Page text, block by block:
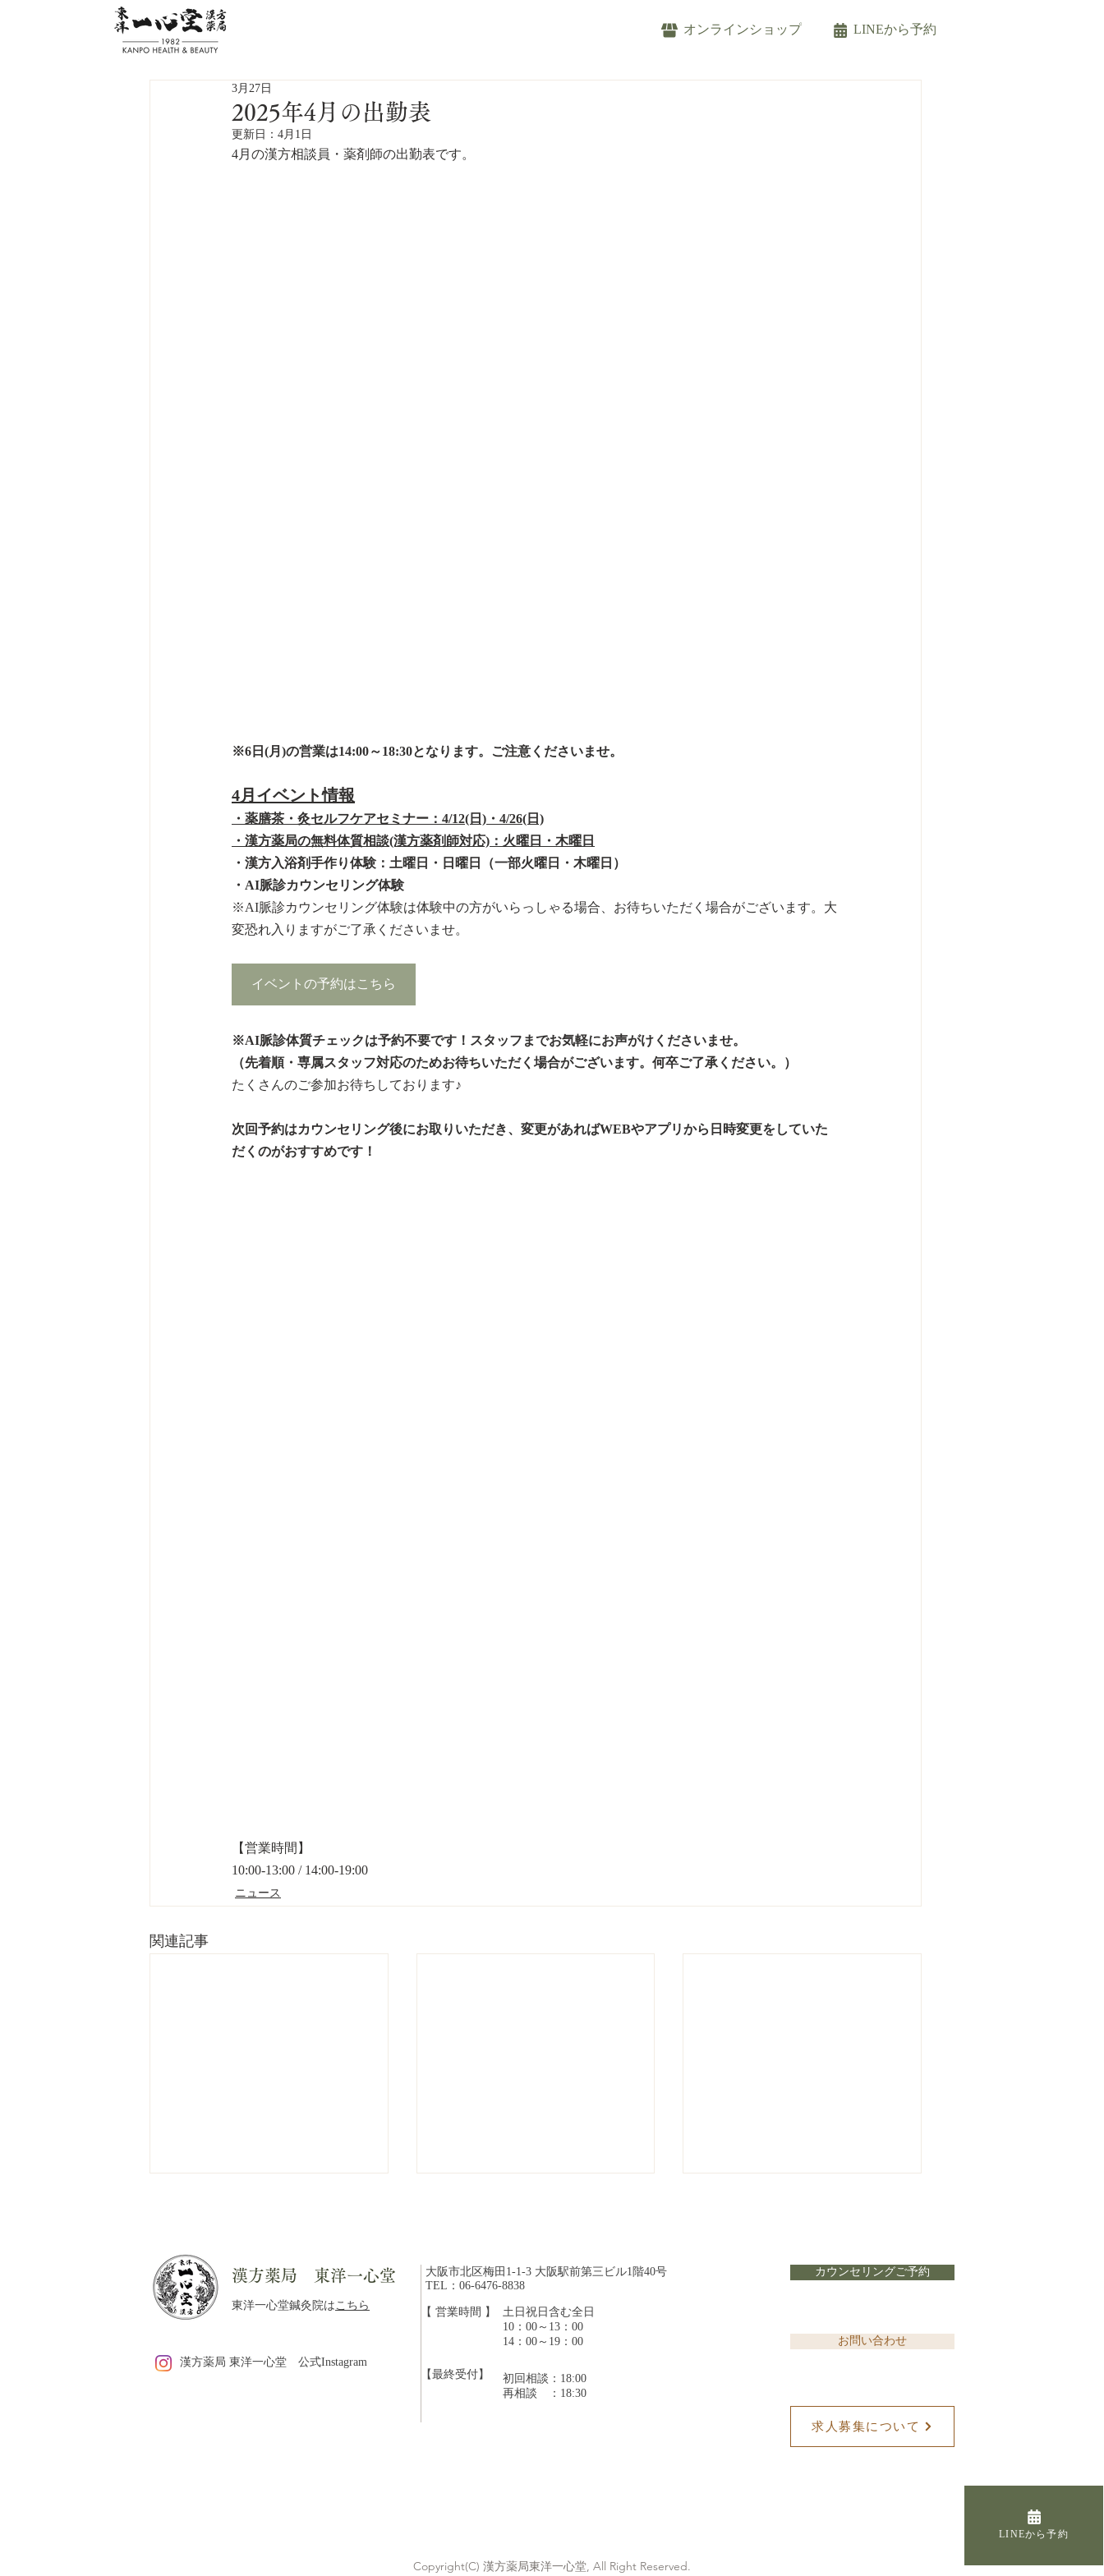
オンラインショップ LINEから予約
2025年4月の出勤表
3月27日
更新日： 4月1日
4月の漢方相談員・薬剤師の出勤表です。
※6日(月)の営業は14:00～18:30となります。ご注意くださいませ。
4月イベント情報
・薬膳茶・灸セルフケアセミナー：4/12(日)・4/26(日)
・漢方薬局の無料体質相談(漢方薬剤師対応)：火曜日・木曜日
・漢方入浴剤手作り体験：土曜日・日曜日（一部火曜日・木曜日）
・AI脈診カウンセリング体験
※AI脈診カウンセリング体験は体験中の方がいらっしゃる場合、お待ちいただく場合がございます。大
変恐れ入りますがご了承くださいませ。
イベントの予約はこちら
※AI脈診体質チェックは予約不要です！スタッフまでお気軽にお声がけくださいませ。
（先着順・専属スタッフ対応のためお待ちいただく場合がございます。何卒ご了承ください。）
たくさんのご参加お待ちしております♪
次回予約はカウンセリング後にお取りいただき、変更があればWEBやアプリから日時変更をしていた
だくのがおすすめです！
【営業時間】
10:00-13:00 / 14:00-19:00
ニュース
関連記事
ャンセル・変更・遅刻につい
【8月開始】木曜日の漢方相
談員について
LINEから予約
漢方薬局 東洋一心堂
東洋一心堂鍼灸院はこちら
漢方薬局 東洋一心堂 公式Instagram
大阪市北区梅田1-1-3 大阪駅前第三ビル1階40号
TEL：06-6476-8838
【 営業時間 】
​土日祝日含む全日
10：00～13：00
14：00～19：00
【最終受付】
初回相談：18:00
​再相談 ：18:30
カウンセリングご予約
お問い合わせ
求人募集について
Copyright(C) 漢方薬局東洋一心堂, All Right Reserved.